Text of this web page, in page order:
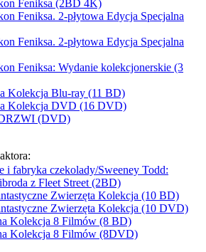
Feniksa (2BD 4K)
Feniksa. 2-płytowa Edycja Specjalna
Feniksa. 2-płytowa Edycja Specjalna
Feniksa: Wydanie kolekcjonerskie (3
Kolekcja Blu-ray (11 BD)
Kolekcja DVD (16 DVD)
(DVD)
i fabryka czekolady/Sweeney Todd:
z Fleet Street (2BD)
Zwierzęta Kolekcja (10 BD)
Zwierzęta Kolekcja (10 DVD)
Kolekcja 8 Filmów (8 BD)
Kolekcja 8 Filmów (8DVD)